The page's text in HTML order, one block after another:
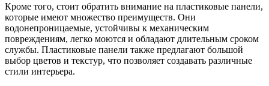
Кроме того, стоит обратить внимание на пластиковые панели,
которые имеют множество преимуществ. Они
водонепроницаемые, устойчивы к механическим
повреждениям, легко моются и обладают длительным сроком
службы. Пластиковые панели также предлагают большой
выбор цветов и текстур, что позволяет создавать различные
стили интерьера.